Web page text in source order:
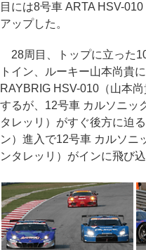
目には8号車 ARTA HSV-
アップした。
28周目、トップに立った
トイン、ルーキー山本尚貴
RAYBRIG HSV-010（山本
するが、12号車 カルソニッ
タレッリ）がすぐ後方に迫
ン）進入で12号車 カルソニ
ンタレッリ）がインに飛び